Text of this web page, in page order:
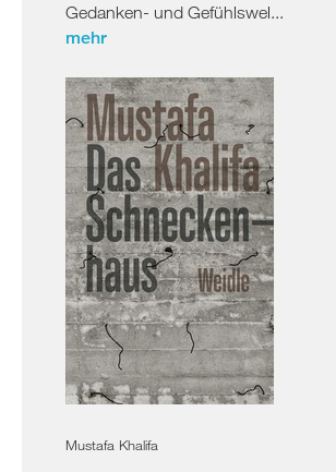
Gedanken- und Gefühlswel...
mehr
Mustafa Khalifa